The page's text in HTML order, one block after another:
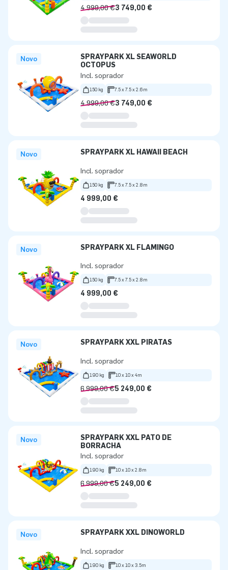
4 999,00 €3 749,00 €
Novo
SPRAYPARK XL SEAWORLD
OCTOPUS
Incl. soprador
150 kg 7.5 x 7.5 x 2.6m
4 999,00 €3 749,00 €
Novo SPRAYPARK XL HAWAII BEACH
Incl. soprador
150 kg 7.5 x 7.5 x 2.8m
4 999,00 €
Novo SPRAYPARK XL FLAMINGO
Incl. soprador
150 kg 7.5 x 7.5 x 2.8m
4 999,00 €
Novo SPRAYPARK XXL PIRATAS
Incl. soprador
190 kg 10 x 10 x 4m
6 999,00 €5 249,00 €
Novo
SPRAYPARK XXL PATO DE
BORRACHA
Incl. soprador
190 kg 10 x 10 x 2.8m
6 999,00 €5 249,00 €
Novo SPRAYPARK XXL DINOWORLD
Incl. soprador
190 kg 10 x 10 x 3.5m